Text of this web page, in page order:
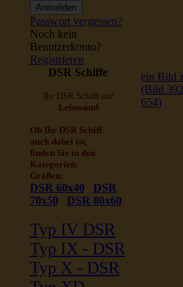
Passwort vergessen?
Noch kein
Benutzerkonto?
Registrieren
DSR Schiffe
Ihr DSR Schiff auf
Leinwand
Ob Ihr DSR Schiff
auch dabei ist,
finden Sie in den
Kategorien.
Größen:
DSR 60x40
DSR
70x50
DSR 80x60
Typ IV DSR
Typ IX - DSR
Typ X - DSR
ein Bild
(Bild
654)